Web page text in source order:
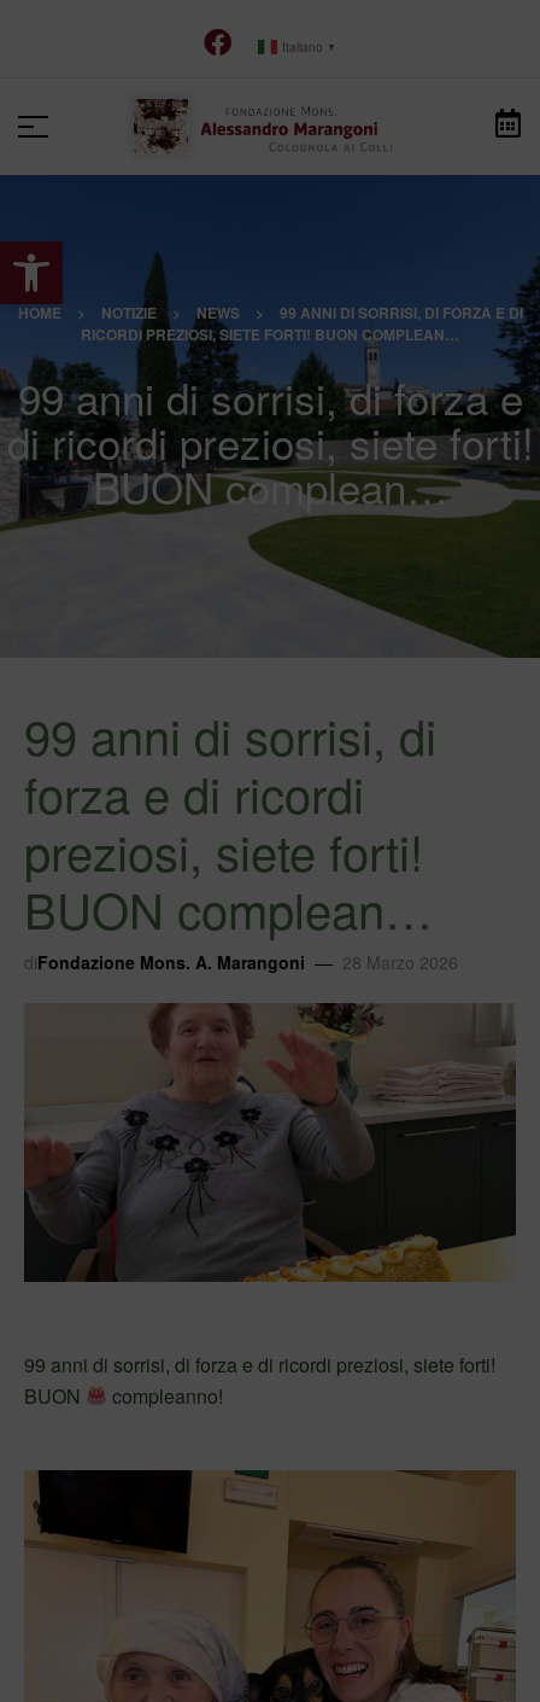
Apri la barra degli strumenti
Italiano ▼
HOME > NOTIZIE > NEWS >
99 ANNI DI SORRISI, DI FORZA E DI
RICORDI PREZIOSI, SIETE FORTI! BUON COMPLEAN…
99 anni di sorrisi, di forza e
di ricordi preziosi, siete forti!
BUON complean…
99 anni di sorrisi, di
forza e di ricordi
preziosi, siete forti!
BUON complean…
diFondazione Mons. A. Marangoni 28 Marzo 2026
99 anni di sorrisi, di forza e di ricordi preziosi, siete forti!
BUON
compleanno!